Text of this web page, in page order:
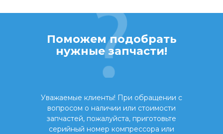
Поможем подобрать
нужные запчасти!
Уважаемые клиенты! При обращении с
вопросом о наличии или стоимости
запчастей, пожалуйста, приготовьте
серийный номер компрессора или